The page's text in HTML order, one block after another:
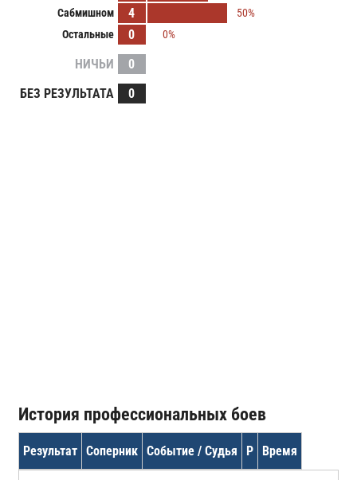
Сабмишном
4
50%
Остальные
0 0%
НИЧЬИ
0
БЕЗ РЕЗУЛЬТАТА
0
История профессиональных боев
Результат Соперник Событие / Судья Р Время